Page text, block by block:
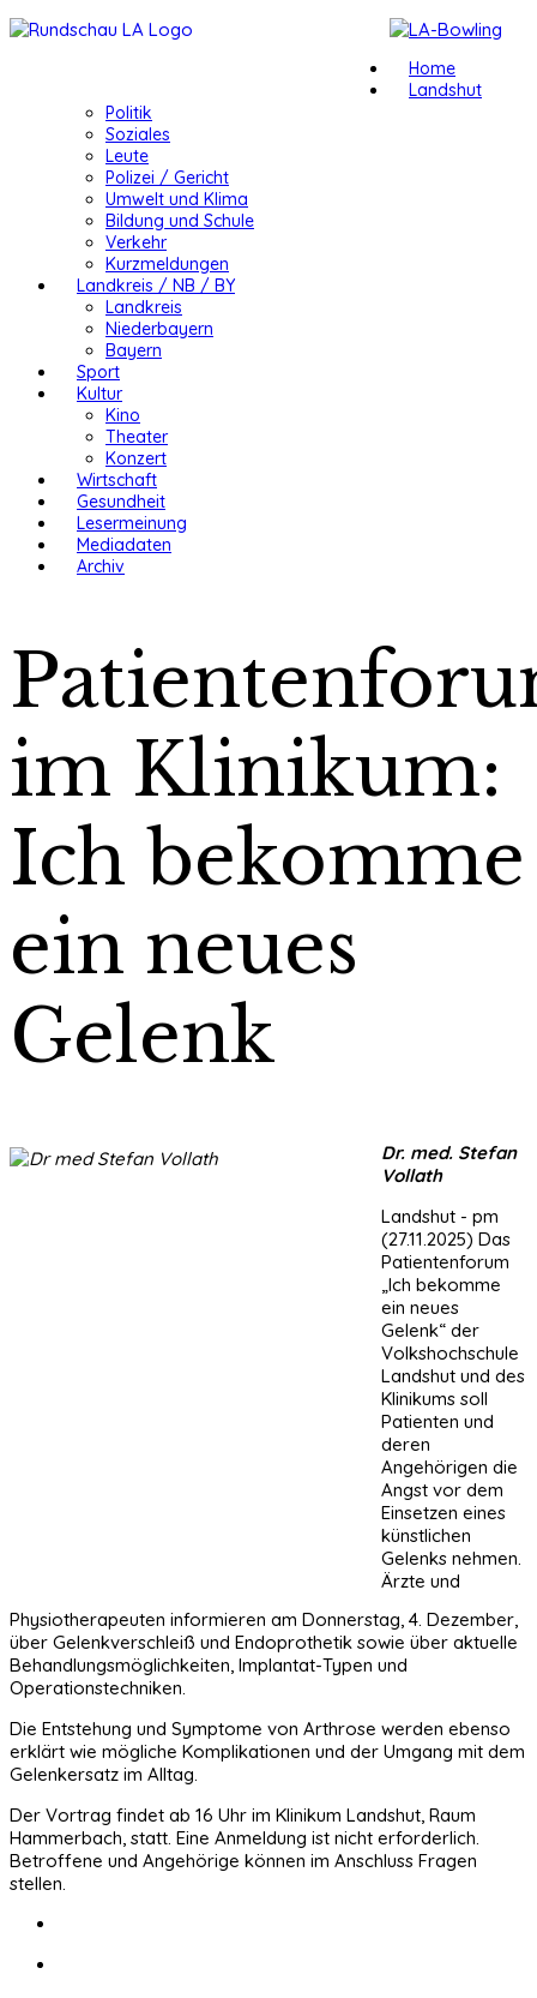
Home
Landshut
Politik
Soziales
Leute
Polizei / Gericht
Umwelt und Klima
Bildung und Schule
Verkehr
Kurzmeldungen
Landkreis / NB / BY
Landkreis
Niederbayern
Bayern
Sport
Kultur
Kino
Theater
Konzert
Wirtschaft
Gesundheit
Lesermeinung
Mediadaten
Archiv
im Klinikum:
Ich bekomme
ein neues
Gelenk
Dr. med. Stefan
Vollath
Landshut - pm
(27.11.2025) Das
Patientenforum
„Ich bekomme
ein neues
Gelenk“ der
Volkshochschule
Landshut und des
Klinikums soll
Patienten und
deren
Angehörigen die
Angst vor dem
Einsetzen eines
künstlichen
Gelenks nehmen.
Ärzte und
Physiotherapeuten informieren am Donnerstag, 4. Dezember,
über Gelenkverschleiß und Endoprothetik sowie über aktuelle
Behandlungsmöglichkeiten, Implantat-Typen und
Operationstechniken.
Die Entstehung und Symptome von Arthrose werden ebenso
erklärt wie mögliche Komplikationen und der Umgang mit dem
Gelenkersatz im Alltag.
Der Vortrag findet ab 16 Uhr im Klinikum Landshut, Raum
Hammerbach, statt. Eine Anmeldung ist nicht erforderlich.
Betroffene und Angehörige können im Anschluss Fragen
stellen.